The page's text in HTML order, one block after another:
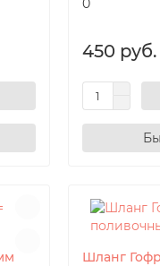
0
450 руб.
Шланг